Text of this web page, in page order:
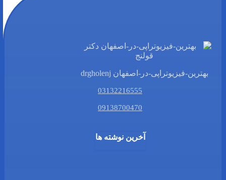
بهترین-فیزیوتراپی-در-اصفهان drgholenj
03132216555
09138700470
آخرین نوشته ها